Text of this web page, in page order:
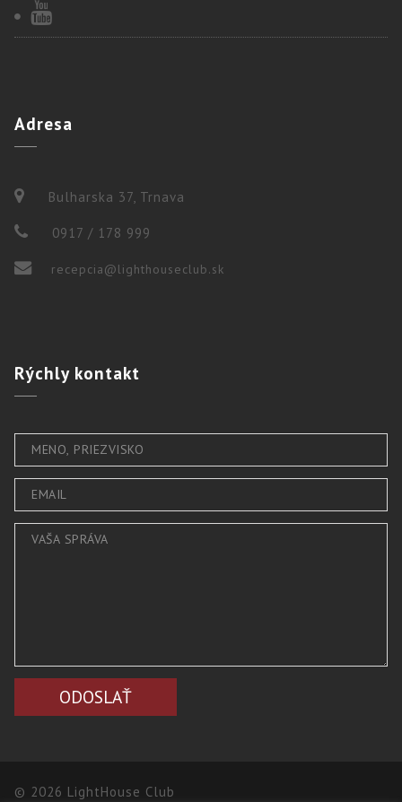
Adresa
Bulharska 37, Trnava
0917 / 178 999
recepcia@lighthouseclub.sk
Rýchlykontakt
© 2026 LightHouse Club